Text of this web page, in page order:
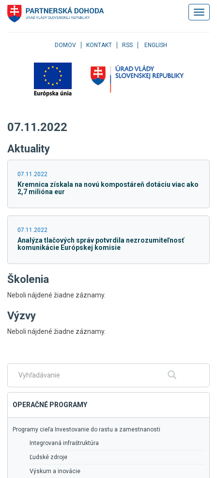
Klávesové
skratky
Skočiť
menu
na
Skočiť
pätičku
stránky
DOMOV KONTAKT RSS ENGLISH
07.11.2022
Aktuality
07.11.2022
Kremnica získala na novú kompostáreň dotáciu viac ako
2,7 milióna eur
07.11.2022
Analýza tlačových správ potvrdila nezrozumiteľnosť
komunikácie Európskej komisie
Školenia
Neboli nájdené žiadne záznamy.
Výzvy
Neboli nájdené žiadne záznamy.
menu
Fulltextové
Hľadať
OPERAČNÉ PROGRAMY
Programy cieľa Investovanie do rastu a zamestnanosti
Integrovaná infraštruktúra
Ľudské zdroje
Výskum a inovácie